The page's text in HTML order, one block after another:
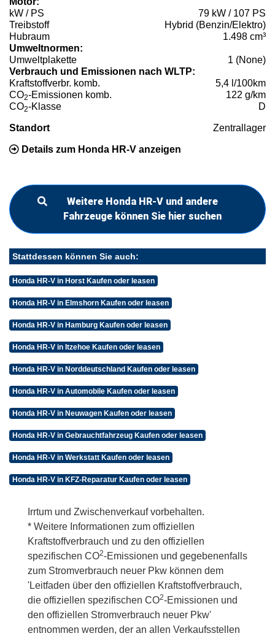
kW / PS
79 kW / 107 PS
Treibstoff
Hybrid (Benzin/Elektro)
Hubraum
1.498 cm³
Umweltnormen:
Umweltplakette
1 (None)
Verbrauch und Emissionen nach WLTP:
Kraftstoffverbr. komb.
5,4 l/100km
CO2-Emissionen komb.
122 g/km
CO2-Klasse D
Standort Zentrallager
Details zum Honda HR-V anzeigen
Weitere Honda HR-V und andere
Fahrzeuge können Sie hier suchen
Stattdessen können Sie auch:
Honda HR-V in Horst Kaufen oder leasen
Honda HR-V in Elmshorn Kaufen oder leasen
Honda HR-V in Hamburg Kaufen oder leasen
Honda HR-V in Itzehoe Kaufen oder leasen
Honda HR-V in Norddeutschland Kaufen oder leasen
Honda HR-V in Automobile Kaufen oder leasen
Honda HR-V in Neuwagen Kaufen oder leasen
Honda HR-V in Gebrauchtfahrzeug Kaufen oder leasen
Honda HR-V in Werkstatt Kaufen oder leasen
Honda HR-V in KFZ-Reparatur Kaufen oder leasen
Irrtum und Zwischenverkauf vorbehalten.
* Weitere Informationen zum offiziellen
Kraftstoffverbrauch und zu den offiziellen
spezifischen CO2-Emissionen und gegebenenfalls
zum Stromverbrauch neuer Pkw können dem
'Leitfaden über den offiziellen Kraftstoffverbrauch,
die offiziellen spezifischen CO2-Emissionen und
den offiziellen Stromverbrauch neuer Pkw'
entnommen werden, der an allen Verkaufsstellen